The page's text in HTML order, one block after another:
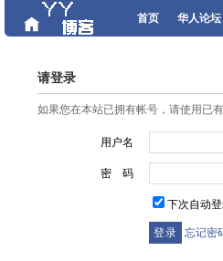
首页 华人论坛
请登录
如果您在本站已拥有帐号，请使用已
用户名
密 码
下次自动
忘记密